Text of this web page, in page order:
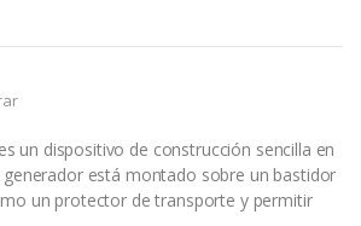
es un dispositivo de construcción sencilla en
está montado sobre un bastidor
un protector de transporte y permitir